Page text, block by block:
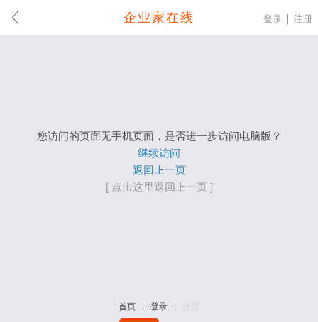
企业家在线 登录 注册
您访问的页面无手机页面，是否进一步访问电脑版？
继续访问
返回上一页
[ 点击这里返回上一页 ]
首页 登录